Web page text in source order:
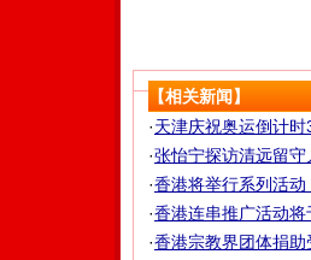
【相关新闻】
·天津庆祝奥运倒计
·张怡宁探访清远留守
·香港将举行系列活
·香港连串推广活动
·香港宗教界团体捐